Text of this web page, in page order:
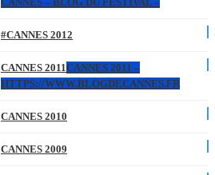
#CANNES 2012
CANNES 2011CANNES 2011 –
HTTPS://WWW.BLOGDECANNES.FR
CANNES 2010
CANNES 2009